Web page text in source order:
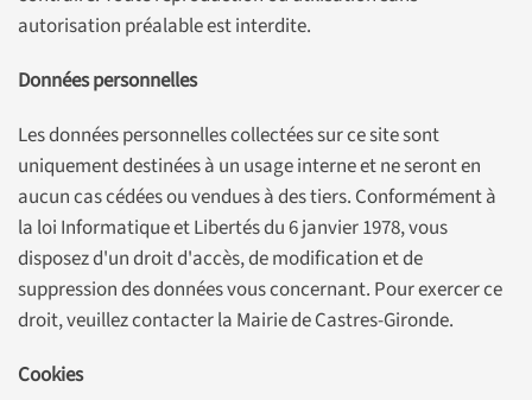
autorisation préalable est interdite.
Données personnelles
Les données personnelles collectées sur ce site sont
uniquement destinées à un usage interne et ne seront en
aucun cas cédées ou vendues à des tiers. Conformément à
la loi Informatique et Libertés du 6 janvier 1978, vous
disposez d'un droit d'accès, de modification et de
suppression des données vous concernant. Pour exercer ce
droit, veuillez contacter la Mairie de Castres-Gironde.
Cookies